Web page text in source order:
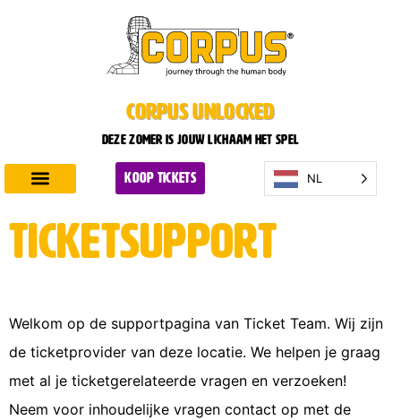
CORPUS UNLOCKED
Deze zomer is jouw lichaam het spel
KOOP TICKETS NL
Ticketsupport
Welkom op de supportpagina van Ticket Team. Wij zijn
de ticketprovider van deze locatie. We helpen je graag
met al je ticketgerelateerde vragen en verzoeken!
Neem voor inhoudelijke vragen contact op met de